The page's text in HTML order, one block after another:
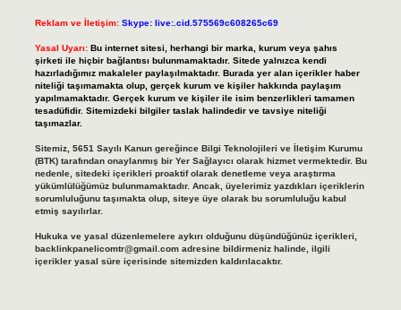
Reklam ve İletişim: Skype: live:.cid.575569c608265c69
Yasal Uyarı: Bu internet sitesi, herhangi bir marka, kurum veya şahıs
şirketi ile hiçbir bağlantısı bulunmamaktadır. Sitede yalnızca kendi
hazırladığımız makaleler paylaşılmaktadır. Burada yer alan içerikler haber
niteliği taşımamakta olup, gerçek kurum ve kişiler hakkında paylaşım
yapılmamaktadır. Gerçek kurum ve kişiler ile isim benzerlikleri tamamen
tesadüfidir. Sitemizdeki bilgiler taslak halindedir ve tavsiye niteliği
taşımazlar.
Sitemiz, 5651 Sayılı Kanun gereğince Bilgi Teknolojileri ve İletişim Kurumu
(BTK) tarafından onaylanmış bir Yer Sağlayıcı olarak hizmet vermektedir. Bu
nedenle, sitedeki içerikleri proaktif olarak denetleme veya araştırma
yükümlülüğümüz bulunmamaktadır. Ancak, üyelerimiz yazdıkları içeriklerin
sorumluluğunu taşımakta olup, siteye üye olarak bu sorumluluğu kabul
etmiş sayılırlar.
Hukuka ve yasal düzenlemelere aykırı olduğunu düşündüğünüz içerikleri,
backlinkpanelicomtr@gmail.comadresine bildirmeniz halinde, ilgili
içerikler yasal süre içerisinde sitemizden kaldırılacaktır.